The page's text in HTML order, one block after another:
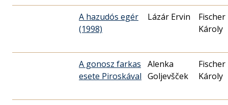
A hazudós egér
(1998)
Lázár Ervin
Fischer
Károly
A gonosz farkas
esete Piroskával
Alenka
Goljevšček
Fischer
Károly